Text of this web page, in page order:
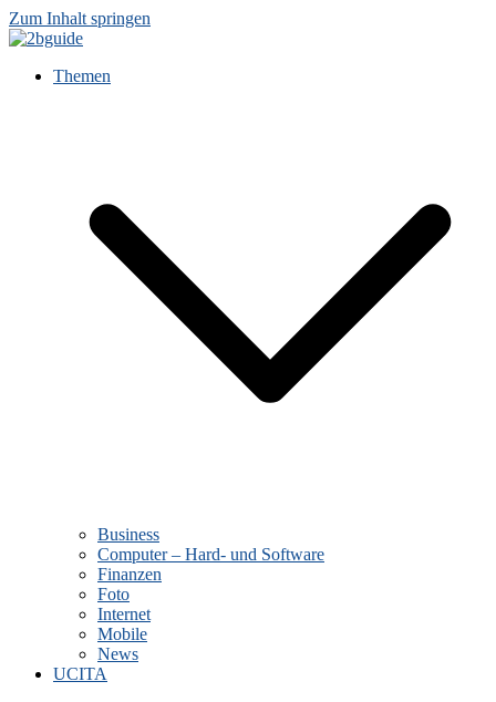
Zum Inhalt springen
Themen
Business
Computer – Hard- und Software
Finanzen
Foto
Internet
Mobile
News
UCITA